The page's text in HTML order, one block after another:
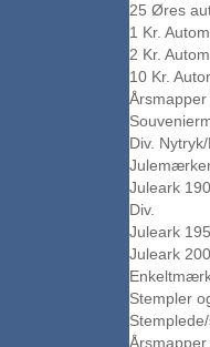
25 Øres
1 Kr.
2 Kr.
10 Kr.
Årsmapper
Div.
Juleark
Div.
Juleark
Juleark
Stempler
Årsmapper